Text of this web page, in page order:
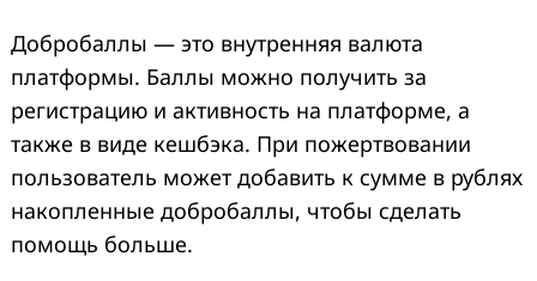
Добробаллы — это внутренняя валюта
платформы. Баллы можно получить за
регистрацию и активность на платформе, а
также в виде кешбэка. При пожертвовании
пользователь может добавить к сумме в рублях
накопленные добробаллы, чтобы сделать
помощь больше.